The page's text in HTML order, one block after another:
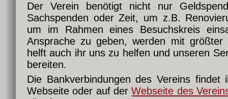
Der Verein benötigt nicht nur
Sachspenden oder Zeit, um z.B.
um im Rahmen eines Besuchskreis
Ansprache zu geben, werden mit größter
helft auch ihr uns zu helfen und unseren
bereiten.
Die Bankverbindungen des Vereins
Webseite oder auf derWebseite des